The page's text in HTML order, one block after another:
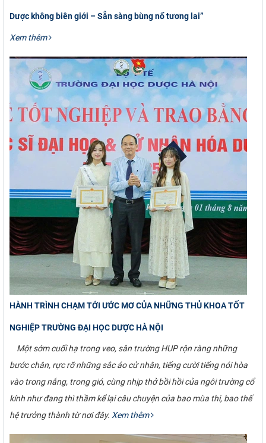
Dược không biên giới – Sẵn sàng bùng nổ tương lai”
Xem thêm
HÀNH TRÌNH CHẠM TỚI ƯỚC MƠ CỦA NHỮNG THỦ KHOA TỐT
NGHIỆP TRƯỜNG ĐẠI HỌC DƯỢC HÀ NỘI
Một sớm cuối hạ trong veo, sân trường HUP rộn ràng những
bước chân, rực rỡ những sắc áo cử nhân, tiếng cười tiếng nói hòa
vào trong nắng, trong gió, cùng nhịp thở bồi hồi của ngôi trường cổ
kính như đang thì thầm kể lại câu chuyện của bao mùa thi, bao thế
hệ trưởng thành từ nơi đây.Xem thêm